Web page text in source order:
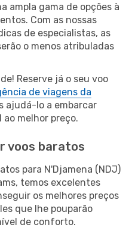
ampla gama de opções à
Com as nossas
de especialistas, as
o menos atribuladas
Reserve já o seu voo
de viagens da
ajudá-lo a embarcar
melhor preço.
voos baratos
para N'Djamena (NDJ)
temos excelentes
os melhores preços
que lhe pouparão
de conforto.